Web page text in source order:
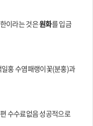
이라는 것은원화를 입금
홍 수염패랭이꽃(분홍)과
수수료없음 성공적으로